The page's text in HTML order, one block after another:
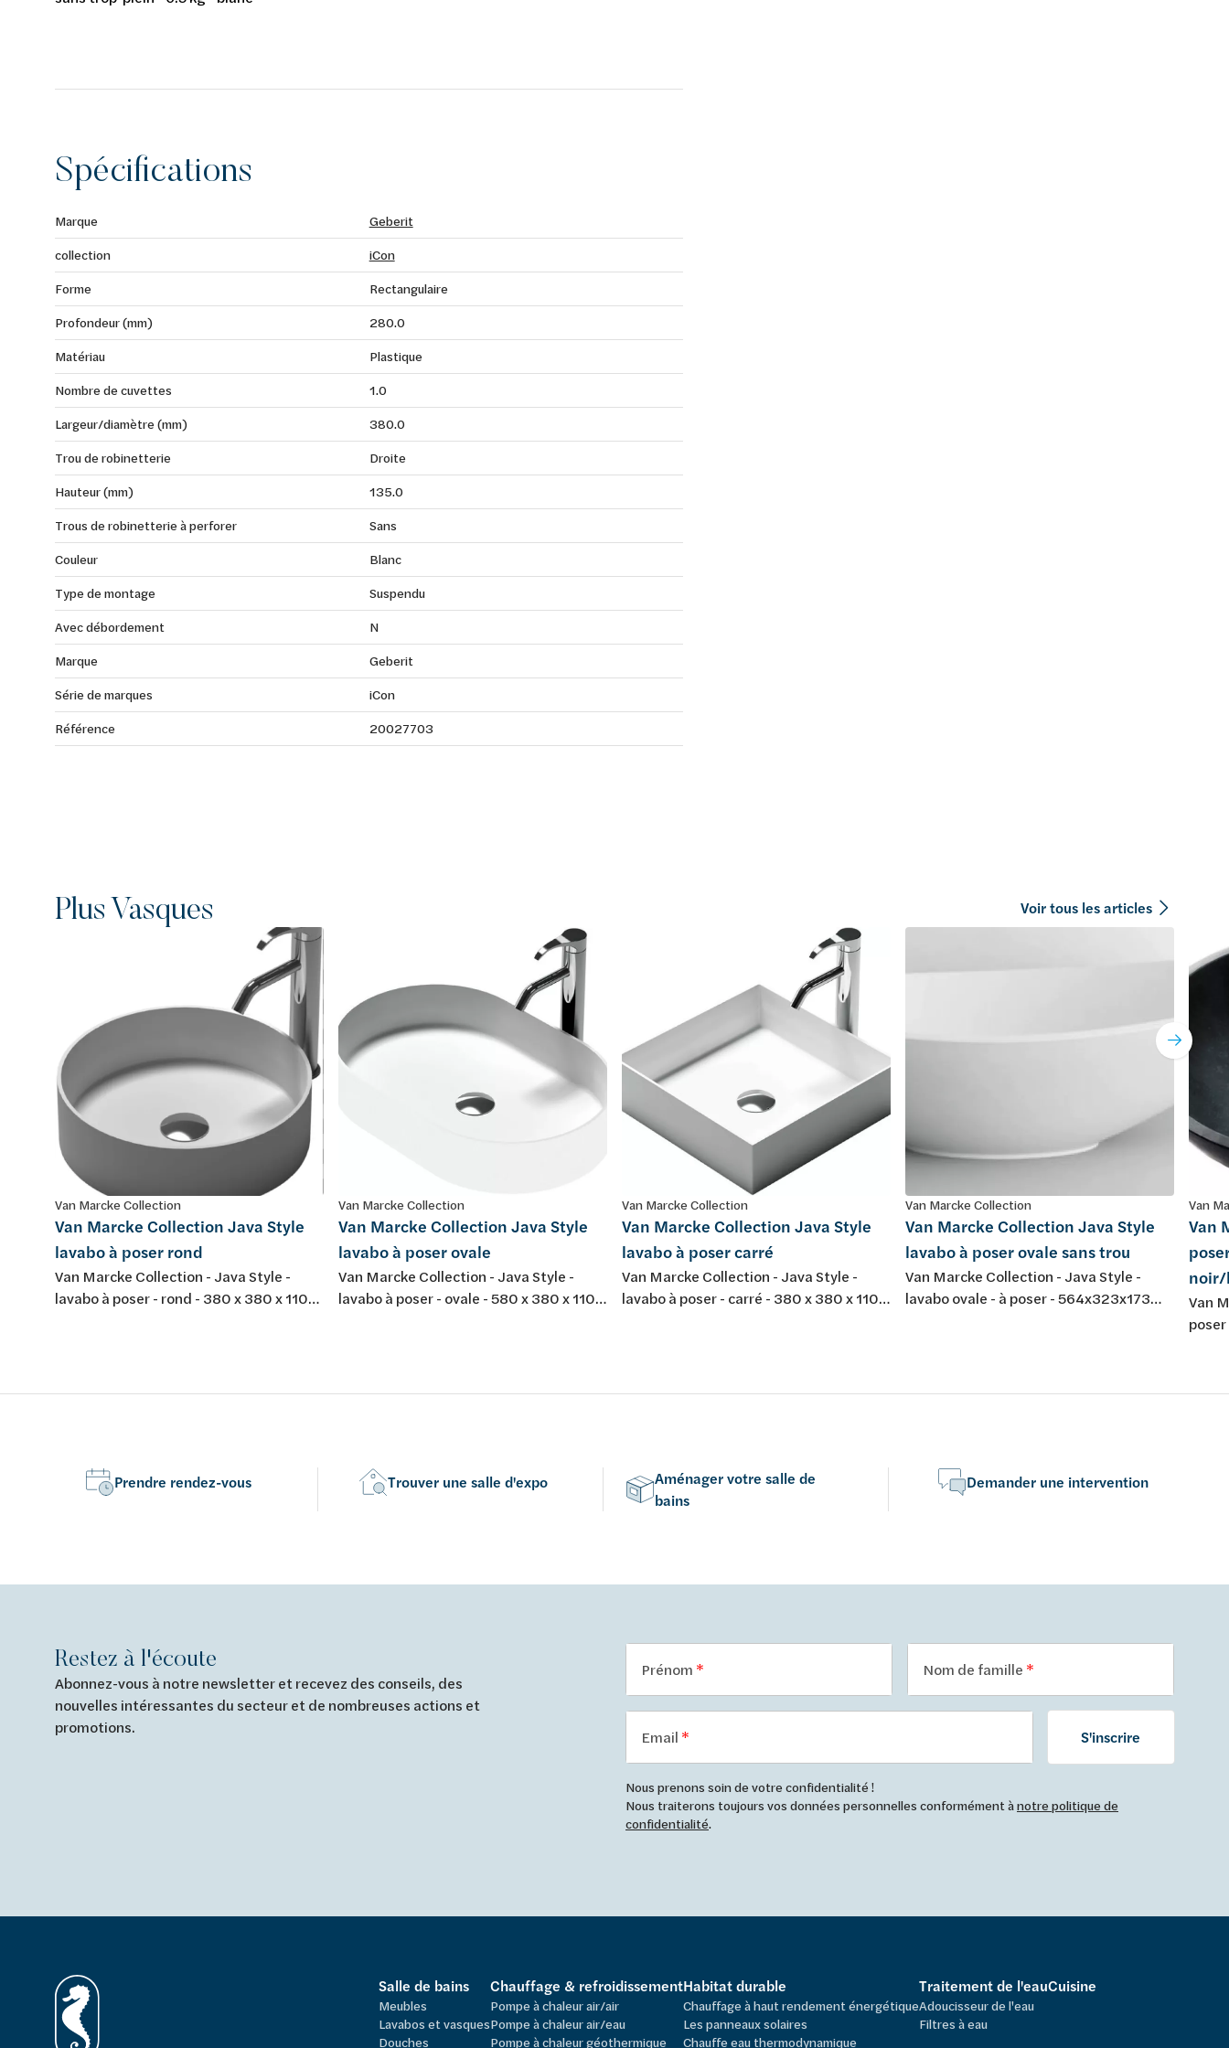
Spécifications
Marque
Geberit
collection
iCon
Forme
Rectangulaire
Profondeur (mm)
280.0
Matériau
Plastique
Nombre de cuvettes
1.0
Largeur/diamètre (mm)
380.0
Trou de robinetterie
Droite
Hauteur (mm)
135.0
Trous de robinetterie à perforer
Sans
Couleur
Blanc
Type de montage
Suspendu
Avec débordement
N
Marque
Geberit
Série de marques
iCon
Référence
20027703
Plus Vasques Voir tous les articles
Van Marcke Collection
Van Marcke Collection Java Style
lavabo à poser rond
Van Marcke Collection - Java Style -
lavabo à poser - rond - 380 x 380 x 110
Van Marcke Collection
Van Marcke Collection Java Style
lavabo à poser ovale
Van Marcke Collection - Java Style -
lavabo à poser - ovale - 580 x 380 x 110
Van Marcke Collection
Van Marcke Collection Java Style
lavabo à poser carré
Van Marcke Collection - Java Style -
lavabo à poser - carré - 380 x 380 x 110
Van Marcke Collection
Van Marcke Collection Java Style
lavabo à poser ovale sans trou
Van Marcke Collection - Java Style -
lavabo ovale - à poser - 564x323x173
Van
Van
Van
Prendre rendez-vous Trouver une salle d'expo
Aménager votre salle de
bains
Demander une intervention
Restez à l'écoute
Abonnez-vous à notre newsletter et recevez des conseils, des
nouvelles intéressantes du secteur et de nombreuses actions et
promotions.
Prénom Nom de famille
Email S'inscrire
Nous prenons soin de votre confidentialité !
Nous traiterons toujours vos données personnelles conformément ànotre politique de
confidentialité.
Salle de bains
Meubles
Lavabos et vasques
Douches
Chauffage & refroidissement
Pompe à chaleur air/air
Pompe à chaleur air/eau
Pompe à chaleur géothermique
Habitat durable
Chauffage à haut rendement énergétique
Les panneaux solaires
Chauffe eau thermodynamique
Traitement de l'eau
Adoucisseur de l'eau
Filtres à eau
Cuisine